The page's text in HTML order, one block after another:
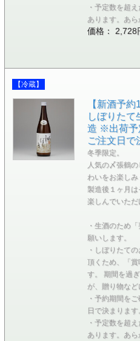
・予定数を超
あります。あら
価格： 2,728
【冷蔵】
【新酒予
しぼりた
造 ※出荷予
ご注文日で
冬季限定。
人気の〆張鶴
わいをお楽しみ
製造後１ヶ月
楽しんでいただ
・生酒のため
願いします。
・しぼりたて
頂くため、「賞
す。 期間を過
が、贈り物など
・予約期間を
日で決まります
・予定数を超
あります。あら